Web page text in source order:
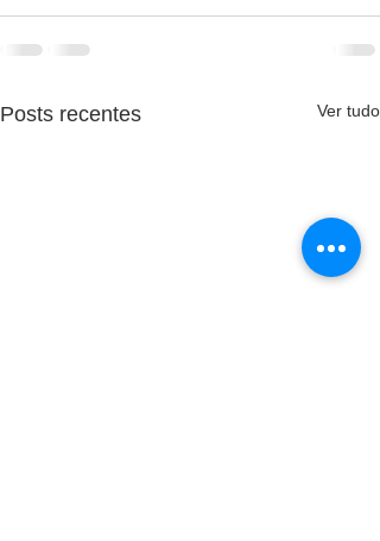
Posts recentes Ver tudo